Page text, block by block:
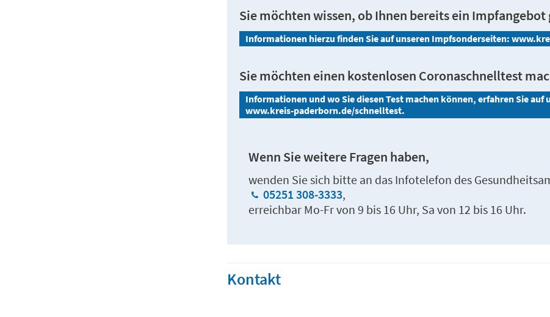
Sie möchten wissen, ob Ihnen bereits ein
Informationen hierzu finden Sie auf unseren Impfsonderseiten:
Sie möchten einen kostenlosen Coronaschnelltest
Informationen und wo Sie diesen Test machen können, erfahren Sie auf
www.kreis-paderborn.de/schnelltest.
Wenn Sie weitere Fragen haben,
wenden Sie sich bitte an das Infotelefon des
05251 308-3333,
erreichbar Mo-Fr von 9 bis 16 Uhr, Sa von 12 bis 16 Uhr.
Kontakt